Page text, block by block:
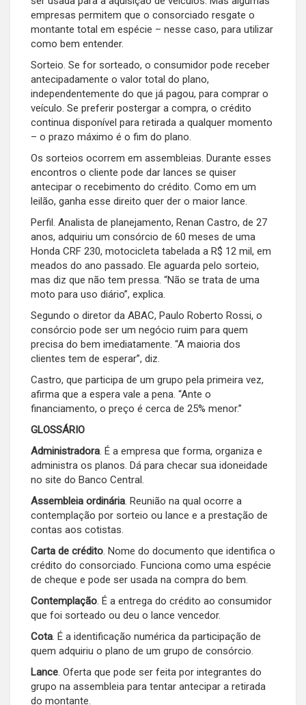
empresas permitem que o consorciado resgate o
montante total em espécie – nesse caso, para utilizar
como bem entender.
Sorteio. Se for sorteado, o consumidor pode receber
antecipadamente o valor total do plano,
independentemente do que já pagou, para comprar o
veículo. Se preferir postergar a compra, o crédito
continua disponível para retirada a qualquer momento
– o prazo máximo é o fim do plano.
Os sorteios ocorrem em assembleias. Durante esses
encontros o cliente pode dar lances se quiser
antecipar o recebimento do crédito. Como em um
leilão, ganha esse direito quer der o maior lance.
Perfil. Analista de planejamento, Renan Castro, de 27
anos, adquiriu um consórcio de 60 meses de uma
Honda CRF 230, motocicleta tabelada a R$ 12 mil, em
meados do ano passado. Ele aguarda pelo sorteio,
mas diz que não tem pressa. “Não se trata de uma
moto para uso diário”, explica.
Segundo o diretor da ABAC, Paulo Roberto Rossi, o
consórcio pode ser um negócio ruim para quem
precisa do bem imediatamente. “A maioria dos
clientes tem de esperar”, diz.
Castro, que participa de um grupo pela primeira vez,
afirma que a espera vale a pena. “Ante o
financiamento, o preço é cerca de 25% menor.”
GLOSSÁRIO
Administradora. É a empresa que forma, organiza e
administra os planos. Dá para checar sua idoneidade
no site do Banco Central.
Assembleia ordinária. Reunião na qual ocorre a
contemplação por sorteio ou lance e a prestação de
contas aos cotistas.
Carta de crédito. Nome do documento que identifica o
crédito do consorciado. Funciona como uma espécie
de cheque e pode ser usada na compra do bem.
Contemplação. É a entrega do crédito ao consumidor
que foi sorteado ou deu o lance vencedor.
Cota. É a identificação numérica da participação de
quem adquiriu o plano de um grupo de consórcio.
Lance. Oferta que pode ser feita por integrantes do
grupo na assembleia para tentar antecipar a retirada
do montante.